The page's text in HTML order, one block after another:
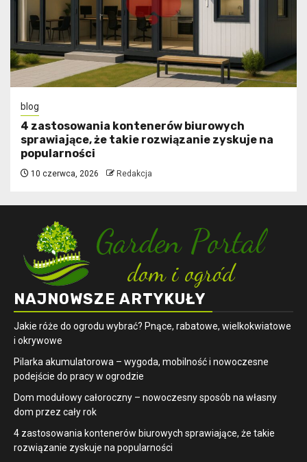
blog
4 zastosowania kontenerów biurowych
sprawiające, że takie rozwiązanie zyskuje na
popularności
10 czerwca, 2026 Redakcja
NAJNOWSZE ARTYKUŁY
Jakie róże do ogrodu wybrać? Pnące, rabatowe, wielkokwiatowe
i okrywowe
Pilarka akumulatorowa – wygoda, mobilność i nowoczesne
podejście do pracy w ogrodzie
Dom modułowy całoroczny – nowoczesny sposób na własny
dom przez cały rok
4 zastosowania kontenerów biurowych sprawiające, że takie
rozwiązanie zyskuje na popularności